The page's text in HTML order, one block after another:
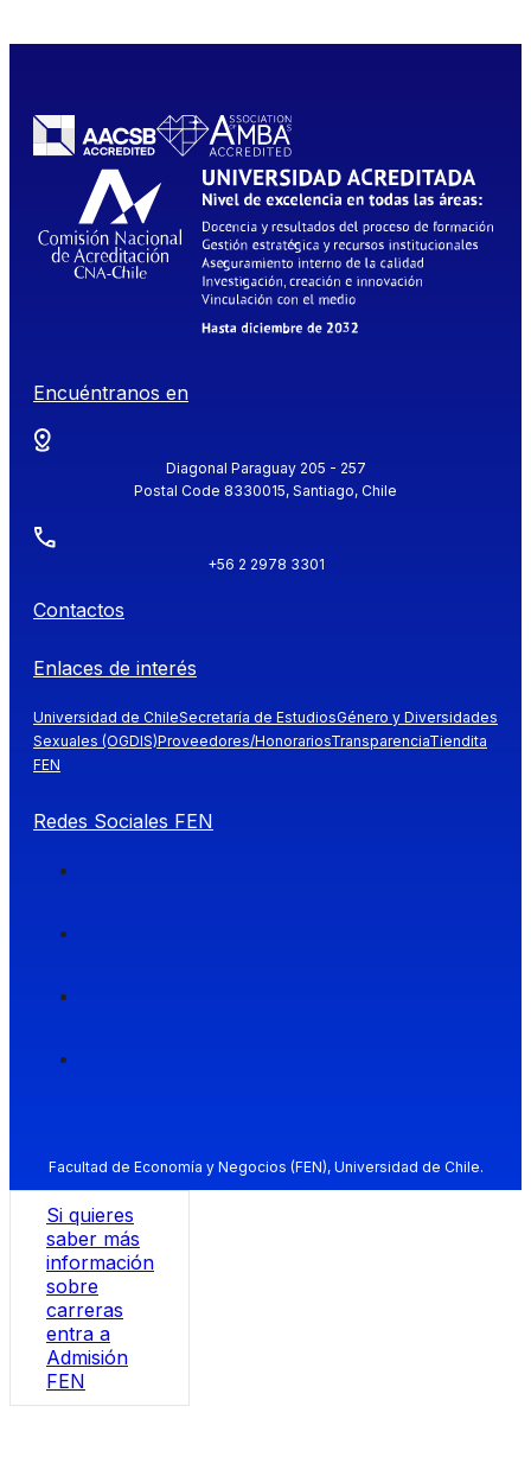
Encuéntranos en
Diagonal Paraguay 205 - 257
Postal Code 8330015, Santiago, Chile
+56 2 2978 3301
Contactos
Enlaces de interés
Universidad de ChileSecretaría de EstudiosGénero y Diversidades
Sexuales (OGDIS)Proveedores/HonorariosTransparenciaTiendita
FEN
Redes Sociales FEN
Facultad de Economía y Negocios (FEN), Universidad de Chile.
Si quieres
saber más
información
sobre
carreras
entra a
Admisión
FEN